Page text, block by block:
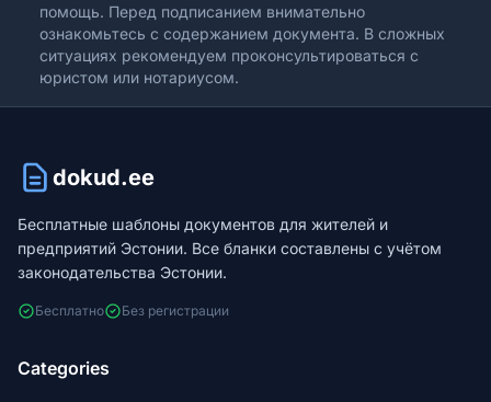
помощь. Перед подписанием внимательно
ознакомьтесь с содержанием документа. В сложных
ситуациях рекомендуем проконсультироваться с
юристом или нотариусом.
dokud.ee
Бесплатные шаблоны документов для жителей и
предприятий Эстонии. Все бланки составлены с учётом
законодательства Эстонии.
Бесплатно Без регистрации
Categories